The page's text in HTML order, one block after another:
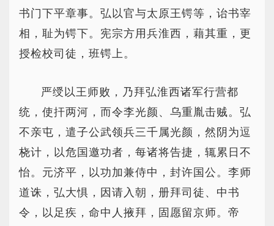
书门下平章事。弘以官与太原王锷等，诒书宰
相，耻为锷下。宪宗方用兵淮西，藉其重，更
授检校司徒，班锷上。
严绶以王师败，乃拜弘淮西诸军行营都
统，使扞两河，而令李光颜、乌重胤击贼。弘
不亲屯，遣子公武领兵三千属光颜，然阴为逗
桡计，以危国邀功者，每诸将告捷，辄累日不
怡。元济平，以功加兼侍中，封许国公。李师
道诛，弘大惧，因请入朝，册拜司徒、中书
令，以足疾，命中人掖拜，固愿留京师。帝